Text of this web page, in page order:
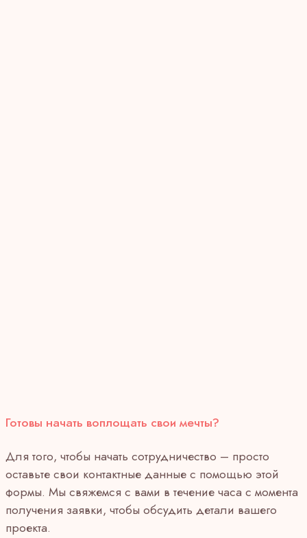
Готовы начать воплощать свои мечты?
Для того, чтобы начать сотрудничество – просто
оставьте свои контактные данные с помощью этой
формы. Мы свяжемся с вами в течение часа с момента
получения заявки, чтобы обсудить детали вашего
проекта.